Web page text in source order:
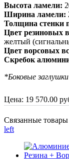
Высота ламели:
Ширина ламели:
Толщина стенки
Цвет резиновых
желтый
Цвет ворсовых
Скребок
*Боковые
Цена: 19 570.00
Связанные товары
left